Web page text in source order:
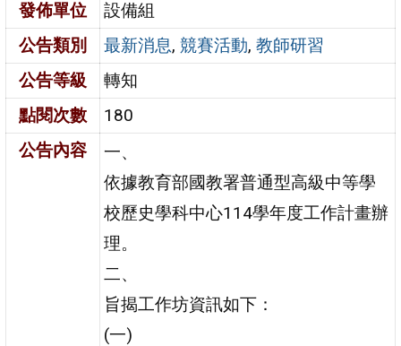
發佈單位
設備組
公告類別
最新消息,競賽活動,教師研習
公告等級
轉知
點閱次數
180
公告內容
一、
依據教育部國教署普通型高級中等學
校歷史學科中心114學年度工作計畫辦
理。
二、
旨揭工作坊資訊如下：
(一)